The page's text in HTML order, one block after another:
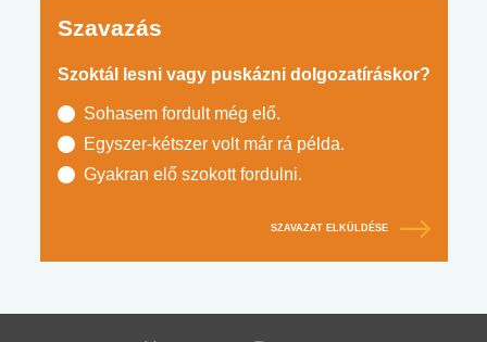
Szavazás
Szoktál lesni vagy puskázni dolgozatíráskor?
Sohasem fordult még elő.
Egyszer-kétszer volt már rá példa.
Gyakran elő szokott fordulni.
SZAVAZAT ELKÜLDÉSE